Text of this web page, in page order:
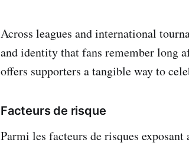
Across leagues and international
and identity that fans remember long
offers supporters a tangible way to
Facteurs de risque
Parmi les facteurs de risques